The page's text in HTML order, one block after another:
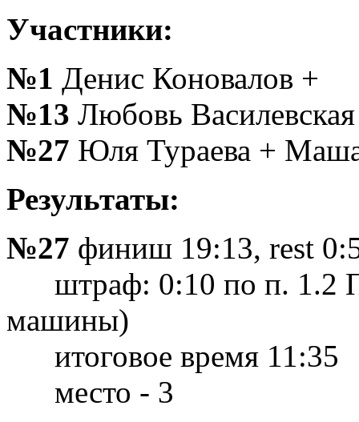
Участники:
№1 Денис Коновалов +
№13 Любовь
№27 Юля Тураева +
Результаты:
№27 финиш 19:13, rest
штраф: 0:10 по п. 1.2
машины)
итоговое время 11:35
место - 3